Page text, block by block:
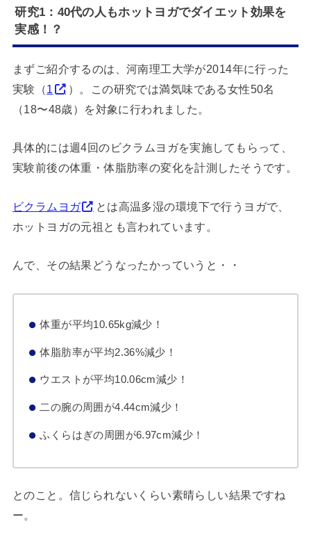
研究1：40代の人もホットヨガでダイエット効果を
実感！？
まずご紹介するのは、河南理工大学が2014年に行った
実験（1
）。この研究では満気味である女性50名
（18〜48歳）を対象に行われました。
具体的には週4回のビクラムヨガを実施してもらって、
実験前後の体重・体脂肪率の変化を計測したそうです。
ビクラムヨガ
とは高温多湿の環境下で行うヨガで、
ホットヨガの元祖とも言われています。
んで、その結果どうなったかっていうと・・
体重が平均10.65kg減少！
体脂肪率が平均2.36%減少！
ウエストが平均10.06cm減少！
二の腕の周囲が4.44cm減少！
ふくらはぎの周囲が6.97cm減少！
とのこと。信じられないくらい素晴らしい結果ですね
ー。